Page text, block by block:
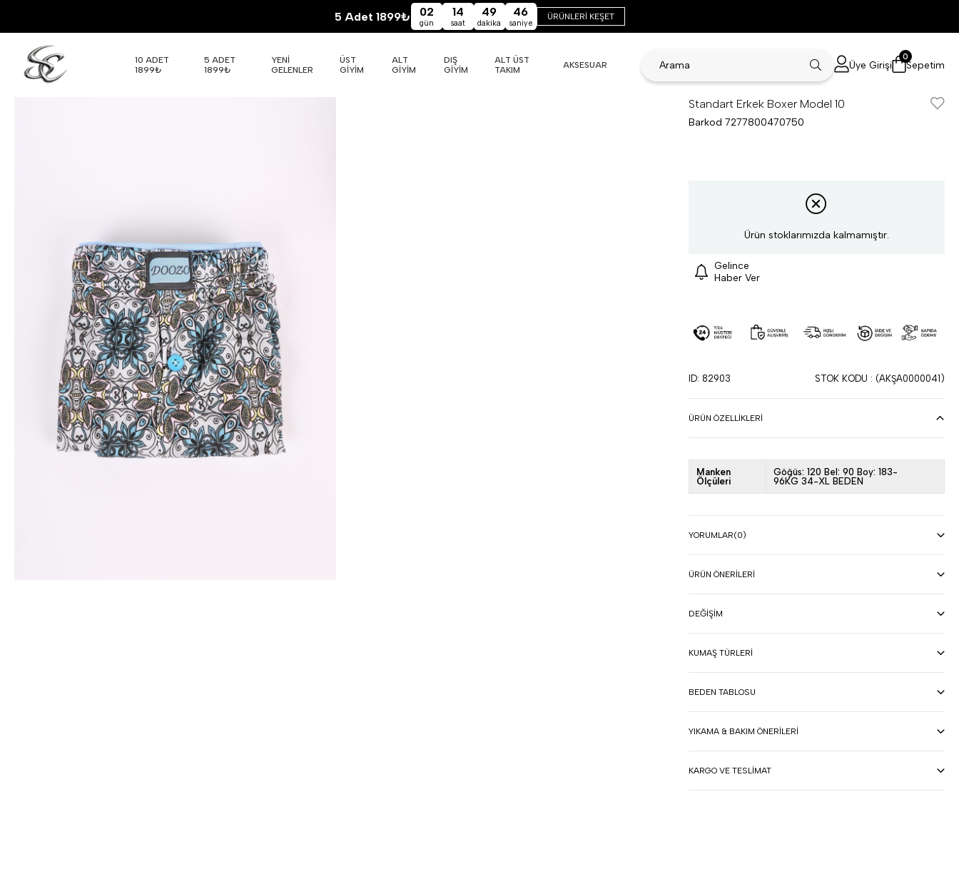
5 Adet 1899₺ 02
gün
14
saat
49
dakika
46
saniye
ÜRÜNLERİ KEŞET
10 ADET
1899₺
5 ADET
1899₺
YENİ
GELENLER
ÜST
GİYİM
ALT
GİYİM
DIŞ
GİYİM
ALT ÜST
TAKIM
AKSESUAR Üye Girişi Sepetim
0
Standart Erkek Boxer Model 10
Barkod 7277800470750
Ürün stoklarımızda kalmamıştır.
Gelince
Haber Ver
ID: 82903 STOK KODU (AKŞA0000041)
ÜRÜN ÖZELLIKLERI
Manken
Ölçüleri
Göğüs: 120 Bel: 90 Boy: 183-
96KG 34-XL BEDEN
YORUMLAR(0)
ÜRÜN ÖNERILERI
DEĞIŞIM
KUMAŞ TÜRLERI
BEDEN TABLOSU
YIKAMA & BAKIM ÖNERILERI
KARGO VE TESLIMAT